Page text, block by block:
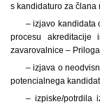
s kandidaturo za člana
– izjavo kandidata
procesu akreditacije
zavarovalnice –
– izjava o
potencialnega
– izpiske/potrdila